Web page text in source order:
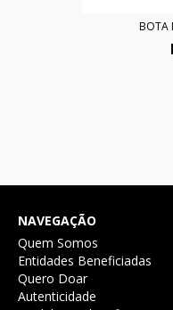
BOTA
NAVEGAÇÃO
Quem Somos
Entidades Beneficiadas
Quero Doar
Autenticidade